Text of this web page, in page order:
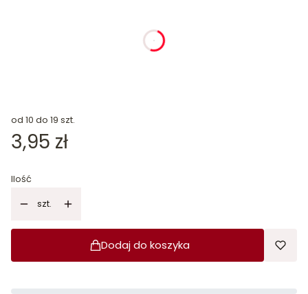
od 10 do 19 szt.
Cena
3,95 zł
Ilość
szt.
Dodaj do koszyka